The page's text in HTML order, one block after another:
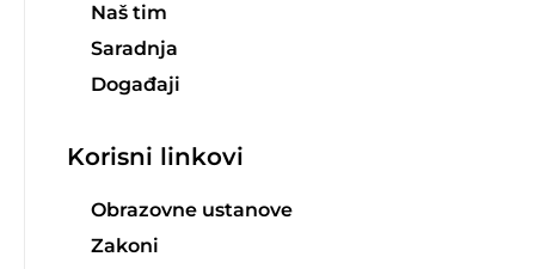
Naš tim
Saradnja
Događaji
Korisni linkovi
Obrazovne ustanove
Zakoni